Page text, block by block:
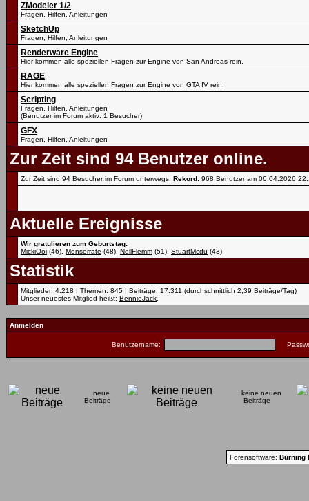
ZModeler 1/2
Fragen, Hilfen, Anleitungen
SketchUp
Fragen, Hilfen, Anleitungen
Renderware Engine
Hier kommen alle speziellen Fragen zur Engine von San Andreas rein.
RAGE
Hier kommen alle speziellen Fragen zur Engine von GTA IV rein.
Scripting
Fragen, Hilfen, Anleitungen
(Benutzer im Forum aktiv: 1 Besucher)
GFX
Fragen, Hilfen, Anleitungen
Zur Zeit sind 94 Benutzer online.
Zur Zeit sind 94 Besucher im Forum unterwegs. Rekord: 968 Benutzer am 06.04.2026
Aktuelle Ereignisse
Wir gratulieren zum Geburtstag:
MickiOoi (46), Monserrate (48), NellFlemm (51), StuartMcdu (43)
Statistik
Mitglieder: 4.218 | Themen: 845 | Beiträge: 17.311 (durchschnittlich 2,39 Beiträge/Tag)
Unser neuestes Mitglied heißt: BennieJack
Anmelden
Benutzername:
neue
Beiträge
keine neuen
Beiträge
Forensoftware: Burning